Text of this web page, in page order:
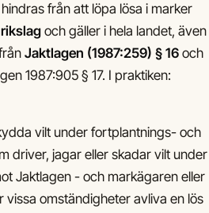
från att löpa lösa i marker
rikslag och gäller i hela landet, även
Jaktlagen (1987:259) § 16 och
1987:905 § 17. I praktiken:
vilt under fortplantnings- och
driver, jagar eller skadar vilt under
Jaktlagen - och markägaren eller
omständigheter avliva en lös